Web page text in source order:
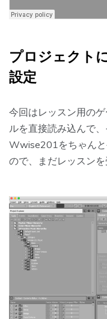
プロジェクト
設定
今回はレッスン用の
ルを直接読み込んで
Wwise201をちゃんと
ので、まだレッスンを